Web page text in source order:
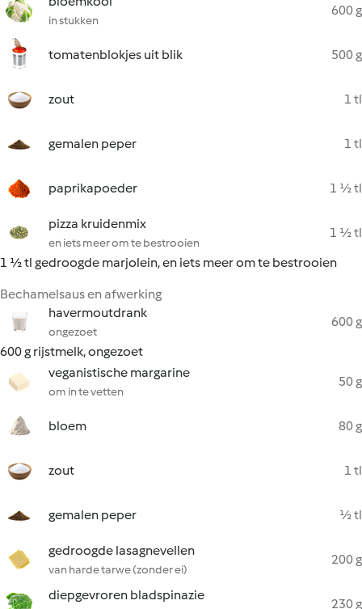
in stukken
600 g
tomatenblokjes uit blik 500 g
zout 1 tl
gemalen peper 1 tl
paprikapoeder 1 ½ tl
pizza kruidenmix
en iets meer om te bestrooien
1 ½ tl
1 ½ tl gedroogde marjolein, en iets meer om te bestrooien
Bechamelsaus en afwerking
havermoutdrank
ongezoet
600 g
600 g rijstmelk, ongezoet
veganistische margarine
om in te vetten
50 g
bloem 80 g
zout 1 tl
gemalen peper ½ tl
gedroogde lasagnevellen
van harde tarwe (zonder ei)
200 g
diepgevroren bladspinazie
230 g